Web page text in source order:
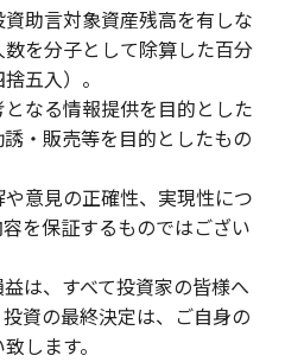
助言対象資産残高を有しな
を分子として除算した百分
五入）。
なる情報提供を目的とした
・販売等を目的としたもの
意見の正確性、実現性につ
を保証するものではござい
は、すべて投資家の皆様へ
資の最終決定は、ご自身の
します。